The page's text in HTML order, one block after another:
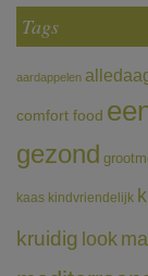
Tags
aardappelen
comfort food
gezond
kaas kindvriendelijk
kruidig look